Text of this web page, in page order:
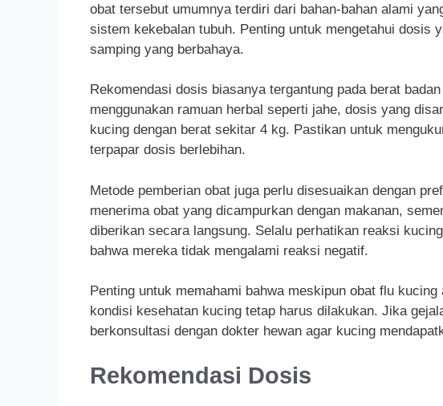
obat tersebut umumnya terdiri dari bahan-bahan alami
sistem kekebalan tubuh. Penting untuk mengetahui dosis
samping yang berbahaya.
Rekomendasi dosis biasanya tergantung pada berat
menggunakan ramuan herbal seperti jahe, dosis yang
kucing dengan berat sekitar 4 kg. Pastikan untuk
terpapar dosis berlebihan.
Metode pemberian obat juga perlu disesuaikan dengan
menerima obat yang dicampurkan dengan makanan,
diberikan secara langsung. Selalu perhatikan reaksi
bahwa mereka tidak mengalami reaksi negatif.
Penting untuk memahami bahwa meskipun obat flu
kondisi kesehatan kucing tetap harus dilakukan. Jika
berkonsultasi dengan dokter hewan agar kucing
Rekomendasi Dosis